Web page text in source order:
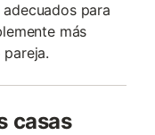
para
más
casas